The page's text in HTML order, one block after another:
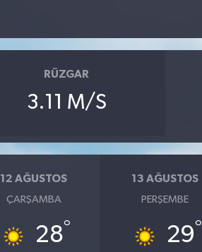
RÜZGAR
3.11 M/S
12 AĞUSTOS
ÇARŞAMBA
28°
13 AĞUSTOS
PERŞEMBE
29°